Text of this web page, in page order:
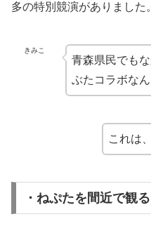
多の特別競演がありました。
きみこ
青森県民でも
ぶたコラボなん
これは
・ねぷたを間近で観